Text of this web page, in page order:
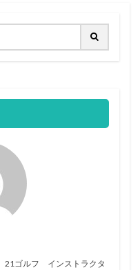
ゴルフ インストラクタ